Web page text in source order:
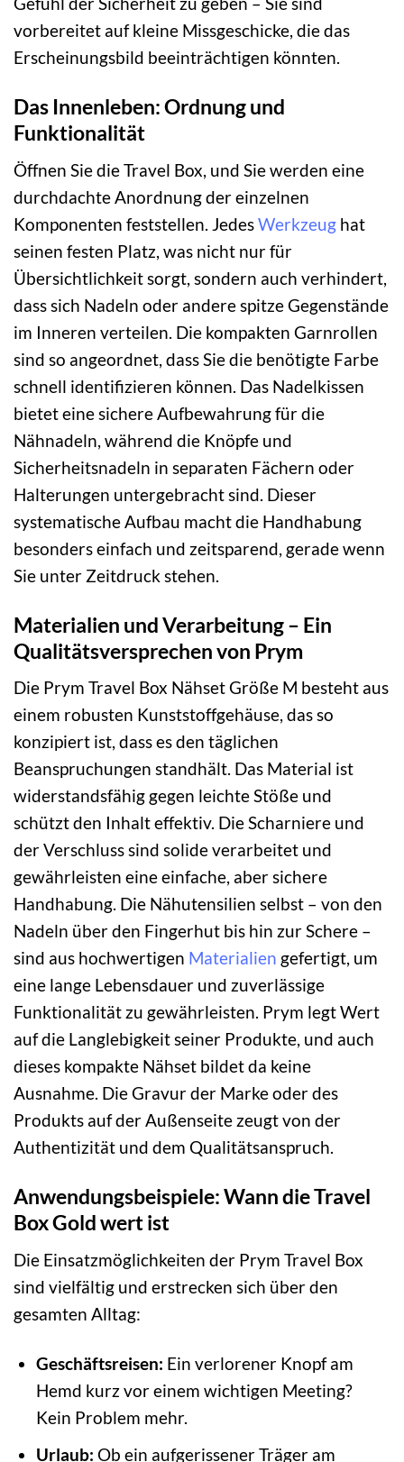
vorbereitet auf kleine Missgeschicke, die das
Erscheinungsbild beeinträchtigen könnten.
Das Innenleben: Ordnung und
Funktionalität
Öffnen Sie die Travel Box, und Sie werden eine
durchdachte Anordnung der einzelnen
Komponenten feststellen. JedesWerkzeug hat
seinen festen Platz, was nicht nur für
Übersichtlichkeit sorgt, sondern auch verhindert,
dass sich Nadeln oder andere spitze Gegenstände
im Inneren verteilen. Die kompakten Garnrollen
sind so angeordnet, dass Sie die benötigte Farbe
schnell identifizieren können. Das Nadelkissen
bietet eine sichere Aufbewahrung für die
Nähnadeln, während die Knöpfe und
Sicherheitsnadeln in separaten Fächern oder
Halterungen untergebracht sind. Dieser
systematische Aufbau macht die Handhabung
besonders einfach und zeitsparend, gerade wenn
Sie unter Zeitdruck stehen.
Materialien und Verarbeitung – Ein
Qualitätsversprechen von Prym
Die Prym Travel Box Nähset Größe M besteht aus
einem robusten Kunststoffgehäuse, das so
konzipiert ist, dass es den täglichen
Beanspruchungen standhält. Das Material ist
widerstandsfähig gegen leichte Stöße und
schützt den Inhalt effektiv. Die Scharniere und
der Verschluss sind solide verarbeitet und
gewährleisten eine einfache, aber sichere
Handhabung. Die Nähutensilien selbst – von den
Nadeln über den Fingerhut bis hin zur Schere –
sind aus hochwertigen Materialien gefertigt, um
eine lange Lebensdauer und zuverlässige
Funktionalität zu gewährleisten. Prym legt Wert
auf die Langlebigkeit seiner Produkte, und auch
dieses kompakte Nähset bildet da keine
Ausnahme. Die Gravur der Marke oder des
Produkts auf der Außenseite zeugt von der
Authentizität und dem Qualitätsanspruch.
Anwendungsbeispiele: Wann die Travel
Box Gold wert ist
Die Einsatzmöglichkeiten der Prym Travel Box
sind vielfältig und erstrecken sich über den
gesamten Alltag:
Geschäftsreisen: Ein verlorener Knopf am
Hemd kurz vor einem wichtigen Meeting?
Kein Problem mehr.
Urlaub: Ob ein aufgerissener Träger am